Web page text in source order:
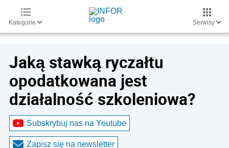
Kategorie Serwisy
Jaką stawką ryczałtu
opodatkowana jest
działalność szkoleniowa?
Subskrybuj nas na Youtube
Zapisz się na newsletter